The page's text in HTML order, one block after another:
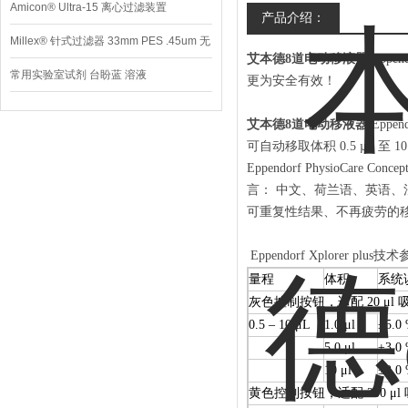
Amicon® Ultra-15 离心过滤装置
Millex® 针式过滤器 33mm PES .45um 无
菌
常用实验室试剂 台盼蓝 溶液
产品介绍：
艾本德8道电动移液器
更为安全有效！
艾本德8道电动移液器
可自动移取体积 0.5 µL 至
Eppendorf PhysioCare
言： 中文、荷兰语、英语
可重复性结果、不再疲劳的
Eppendorf Xplorer plus技术
量程
体积
系统
灰色控制按钮，适配 20 μl
0.5 – 10 μL
1.0 μl
±5.0
5.0 μl
±3.0
10 μl
±2.0
黄色控制按钮，适配 200 μl